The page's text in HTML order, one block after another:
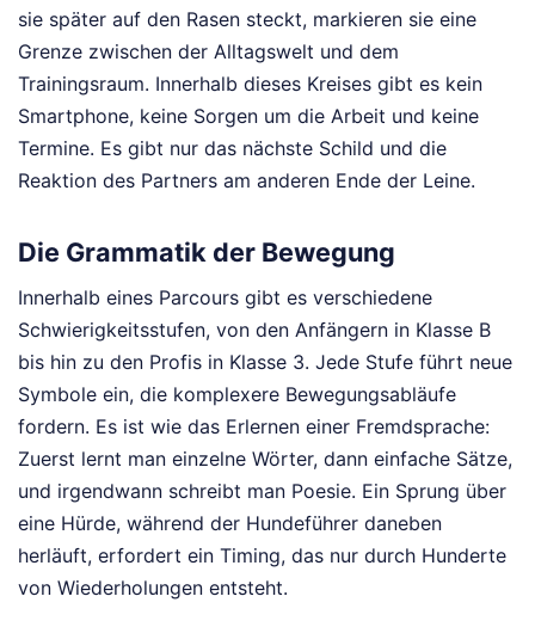
sie später auf den Rasen steckt, markieren sie eine
Grenze zwischen der Alltagswelt und dem
Trainingsraum. Innerhalb dieses Kreises gibt es kein
Smartphone, keine Sorgen um die Arbeit und keine
Termine. Es gibt nur das nächste Schild und die
Reaktion des Partners am anderen Ende der Leine.
Die Grammatik der Bewegung
Innerhalb eines Parcours gibt es verschiedene
Schwierigkeitsstufen, von den Anfängern in Klasse B
bis hin zu den Profis in Klasse 3. Jede Stufe führt neue
Symbole ein, die komplexere Bewegungsabläufe
fordern. Es ist wie das Erlernen einer Fremdsprache:
Zuerst lernt man einzelne Wörter, dann einfache Sätze,
und irgendwann schreibt man Poesie. Ein Sprung über
eine Hürde, während der Hundeführer daneben
herläuft, erfordert ein Timing, das nur durch Hunderte
von Wiederholungen entsteht.